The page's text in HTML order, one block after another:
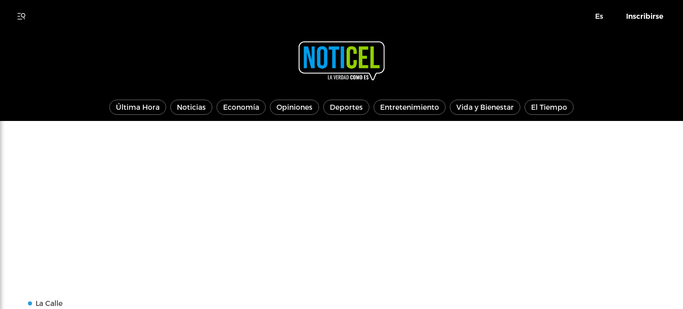
Es Inscribirse
Última Hora Noticias Economía Opiniones Deportes Entretenimiento Vida y Bienestar El Tiempo
La Calle